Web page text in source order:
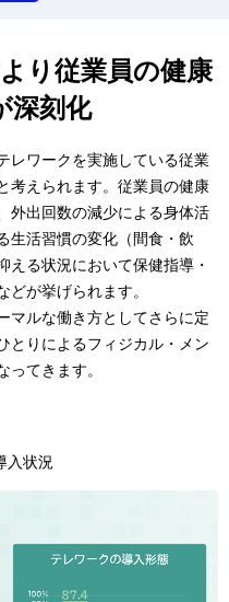
り従業員の健康
深刻化
レワークを実施している従業
考えられます。従業員の健康
外出回数の減少による身体活
生活習慣の変化（間食・飲
える状況において保健指導・
が挙げられます。
マルな働き方としてさらに定
とりによるフィジカル・メン
てきます。
入状況